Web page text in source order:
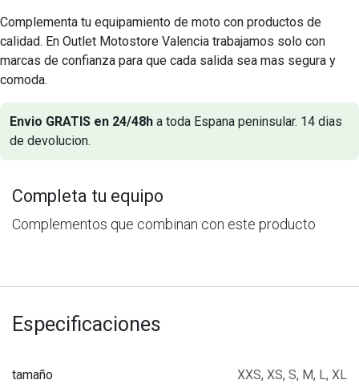
Complementa tu equipamiento de moto con productos de
calidad. En Outlet Motostore Valencia trabajamos solo con
marcas de confianza para que cada salida sea mas segura y
comoda.
Envio GRATIS en 24/48h a toda Espana peninsular. 14 dias
de devolucion.
Completa tu equipo
Complementos que combinan con este producto
Especificaciones
tamaño XXS, XS, S, M, L, XL